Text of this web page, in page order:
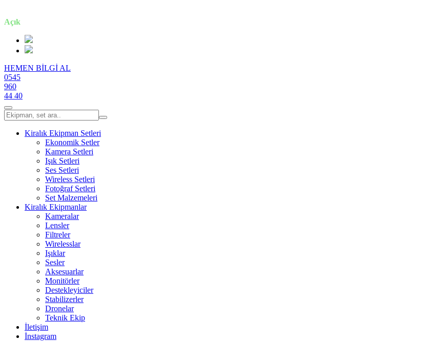
Açık
HEMEN BİLGİ AL
0545
960
44 40
Kiralık Ekipman Setleri
Ekonomik Setler
Kamera Setleri
Işık Setleri
Ses Setleri
Wireless Setleri
Fotoğraf Setleri
Set Malzemeleri
Kiralık Ekipmanlar
Kameralar
Lensler
Filtreler
Wirelesslar
Işıklar
Sesler
Aksesuarlar
Monitörler
Destekleyiciler
Stabilizerler
Dronelar
Teknik Ekip
İletişim
İnstagram